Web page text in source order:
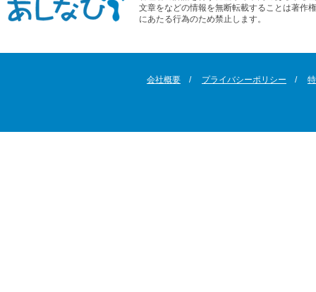
文章をなどの情報を無断転載することは著作
にあたる行為のため禁止します。
会社概要 プライバシーポリシー